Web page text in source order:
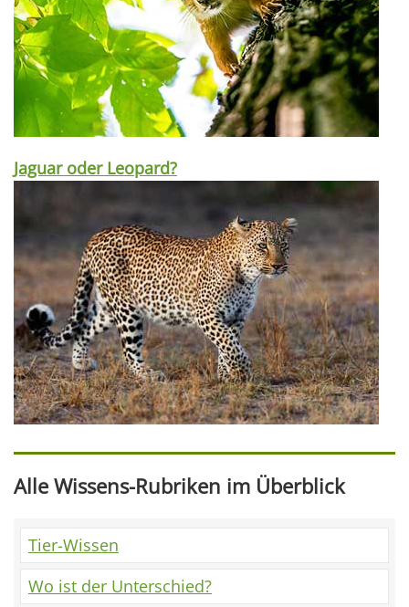
Jaguar oder Leopard?
Alle Wissens-Rubriken im Überblick
Tier-Wissen
Wo ist der Unterschied?